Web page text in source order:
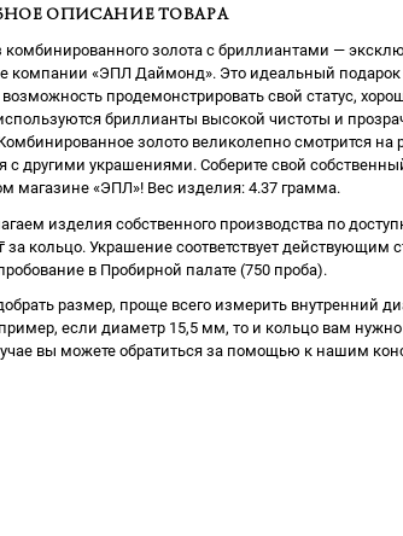
ОПИСАНИЕ ТОВАРА
комбинированного золота с бриллиантами —
компании «ЭПЛ Даймонд». Это идеальный подарок
продемонстрировать свой статус,
бриллианты высокой чистоты и
золото великолепно смотрится на
с другими украшениями. Соберите свой
магазине «ЭПЛ»! Вес изделия: 4.37 грамма.
изделия собственного производства по
за кольцо. Украшение соответствует действующим
в Пробирной палате (750 проба).
размер, проще всего измерить внутренний
если диаметр 15,5 мм, то и кольцо вам
вы можете обратиться за помощью к нашим